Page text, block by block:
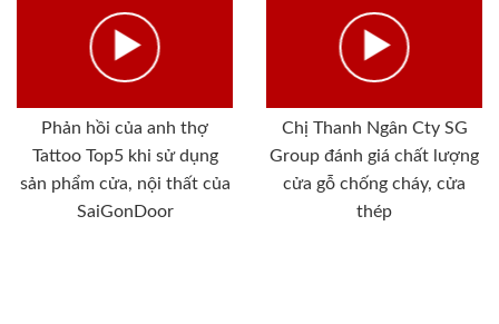
Phản hồi của anh thợ
Tattoo Top5 khi sử dụng
sản phẩm cửa, nội thất của
SaiGonDoor
Chị Thanh Ngân Cty SG
Group đánh giá chất lượng
cửa gỗ chống cháy, cửa
thép